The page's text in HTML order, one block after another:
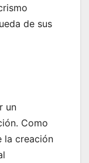
de sus
un
Como
la creación